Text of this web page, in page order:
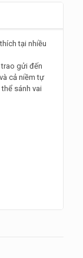
tại nhiều
gửi đến
cả niềm tự
sánh vai